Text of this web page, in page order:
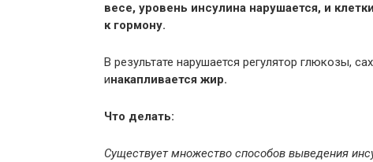
весе, уровень инсулина нарушается, и
к гормону.
В результате нарушается регулятор глюкозы,
инакапливается жир.
Что делать:
Существует множество способов выведения